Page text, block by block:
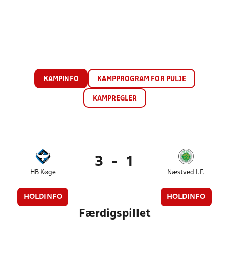
KAMPINFO KAMPPROGRAM FOR PULJE
KAMPREGLER
HB Køge
HOLDINFO
3 - 1
Næstved I.F.
HOLDINFO
Færdigspillet